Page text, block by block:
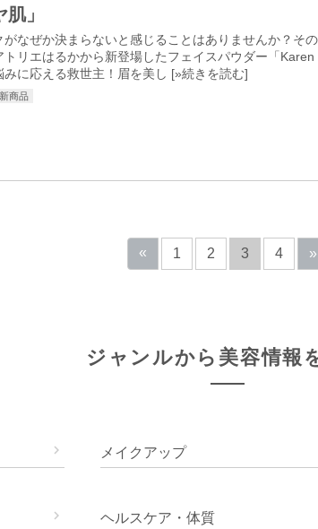
」
がなぜか決まらないと感じることはありませんか？そ
トリエはるかから新登場したフェイスパウダー「
みに応える救世主！眉を美し [»続きを読む]
新商品
« 1 2 3 4 »
ジャンルから美容情報
 メイクアップ
 ヘルスケア・体質